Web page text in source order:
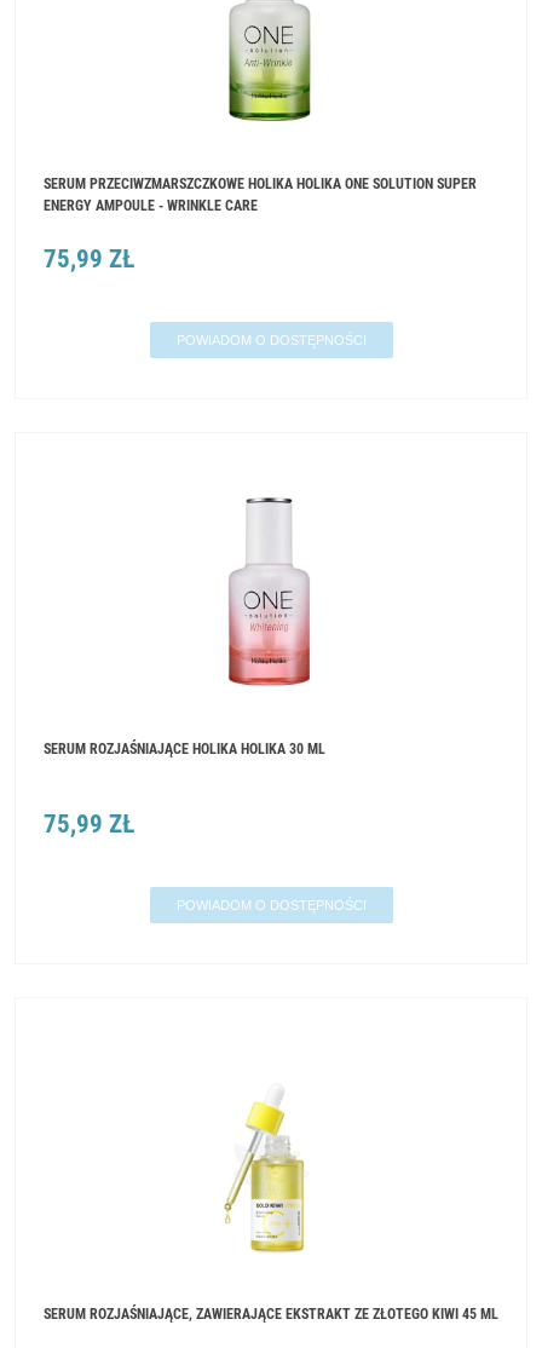
SERUM PRZECIWZMARSZCZKOWE HOLIKA HOLIKA ONE SOLUTION SUPER
ENERGY AMPOULE - WRINKLE CARE
75,99 ZŁ
POWIADOM O DOSTĘPNOŚCI
SERUM ROZJAŚNIAJĄCE HOLIKA HOLIKA 30 ML
75,99 ZŁ
POWIADOM O DOSTĘPNOŚCI
SERUM ROZJAŚNIAJĄCE, ZAWIERAJĄCE EKSTRAKT ZE ZŁOTEGO KIWI 45 ML